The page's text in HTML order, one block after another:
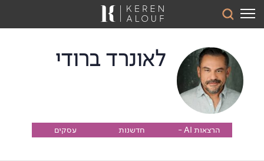
לאונרד ברודי
הרצאות AI -
חדשנות
עסקים